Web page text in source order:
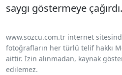
saygı göstermeye çağırdı.
www.sozcu.com.tr internet
fotoğrafların her türlü telif hakkı
aittir. İzin alınmadan, kaynak
edilemez.